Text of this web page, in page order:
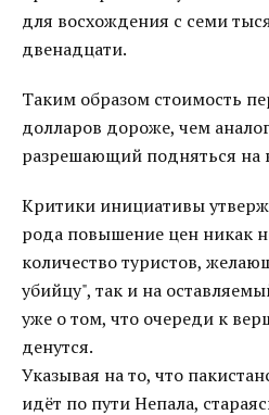
для восхождения с семи
двенадцати.
Таким образом стоимость
долларов дороже, чем
разрешающий подняться на
Критики инициативы
рода повышение цен никак
количество туристов,
убийцу", так и на
уже о том, что очереди к
денутся.
Указывая на то, что
идёт по пути Непала,